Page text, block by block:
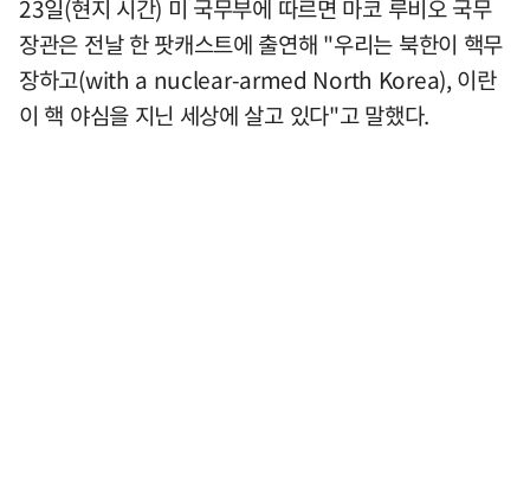
23일(현지 시간) 미 국무부에 따르면 마코 루비오 국무
장관은 전날 한 팟캐스트에 출연해 "우리는 북한이 핵무
장하고(with a nuclear-armed North Korea), 이란
이 핵 야심을 지닌 세상에 살고 있다"고 말했다.